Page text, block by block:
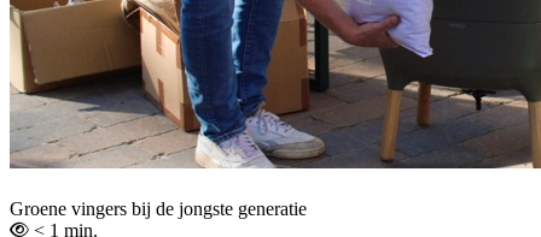
Groene vingers bij de jongste generatie
< 1 min.